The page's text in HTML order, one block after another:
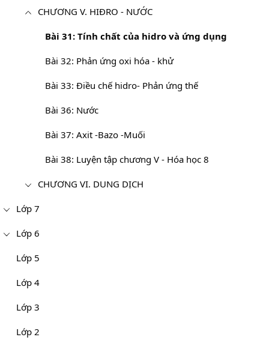
CHƯƠNG V. HIĐRO - NƯỚC
Bài 31: Tính chất của hidro và ứng dụng
Bài 32: Phản ứng oxi hóa - khử
Bài 33: Điều chế hidro- Phản ứng thế
Bài 36: Nước
Bài 37: Axit -Bazo -Muối
Bài 38: Luyện tập chương V - Hóa học 8
CHƯƠNG VI. DUNG DỊCH
Lớp 7
Lớp 6
Lớp 5
Lớp 4
Lớp 3
Lớp 2